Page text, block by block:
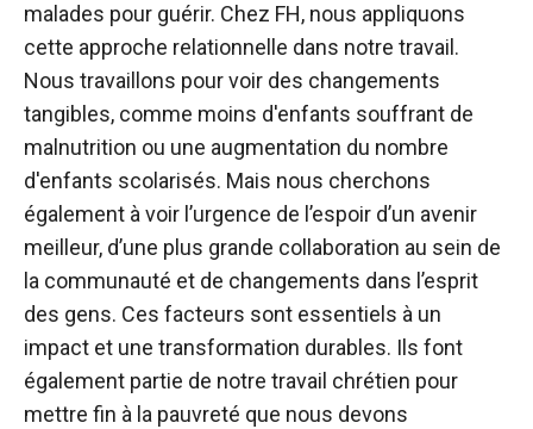
malades pour guérir. Chez FH, nous appliquons
cette approche relationnelle dans notre travail.
Nous travaillons pour voir des changements
tangibles, comme moins d'enfants souffrant de
malnutrition ou une augmentation du nombre
d'enfants scolarisés. Mais nous cherchons
également à voir l’urgence de l’espoir d’un avenir
meilleur, d’une plus grande collaboration au sein de
la communauté et de changements dans l’esprit
des gens. Ces facteurs sont essentiels à un
impact et une transformation durables. Ils font
également partie de notre travail chrétien pour
mettre fin à la pauvreté que nous devons